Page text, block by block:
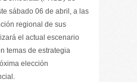
sábado 06 de abril, a las
regional de sus
el actual escenario
temas de estrategia
elección